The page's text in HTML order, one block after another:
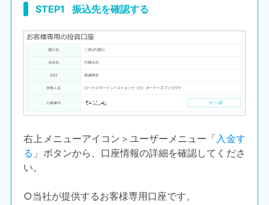
産
投
OwnersBook
STEP1 振込先を確認する
右上メニューアイコン＞ユーザーメニュー「​ 入金す
る 」ボタンから、口座情報の詳細を確認してくださ
い。​
○当社が提供するお客様専用口座です。